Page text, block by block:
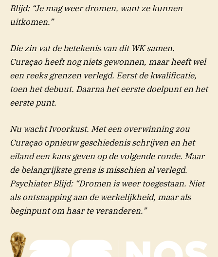
Blijd: “Je mag weer dromen, want ze kunnen
uitkomen.”
Die zin vat de betekenis van dit WK samen.
Curaçao heeft nog niets gewonnen, maar heeft wel
een reeks grenzen verlegd. Eerst de kwalificatie,
toen het debuut. Daarna het eerste doelpunt en het
eerste punt.
Nu wacht Ivoorkust. Met een overwinning zou
Curaçao opnieuw geschiedenis schrijven en het
eiland een kans geven op de volgende ronde. Maar
de belangrijkste grens is misschien al verlegd.
Psychiater Blijd: “Dromen is weer toegestaan. Niet
als ontsnapping aan de werkelijkheid, maar als
beginpunt om haar te veranderen.”